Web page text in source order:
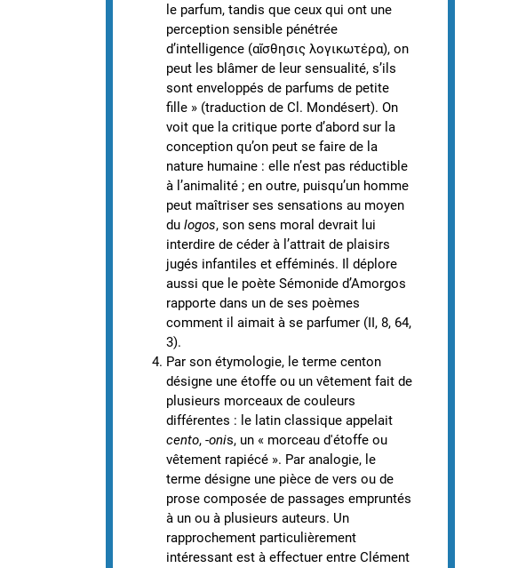
le parfum, tandis que ceux qui ont une
perception sensible pénétrée
d’intelligence (αἴσθησις λογικωτέρα), on
peut les blâmer de leur sensualité, s’ils
sont enveloppés de parfums de petite
fille » (traduction de Cl. Mondésert). On
voit que la critique porte d’abord sur la
conception qu’on peut se faire de la
nature humaine : elle n’est pas réductible
à l’animalité ; en outre, puisqu’un homme
peut maîtriser ses sensations au moyen
du logos, son sens moral devrait lui
interdire de céder à l’attrait de plaisirs
jugés infantiles et efféminés. Il déplore
aussi que le poète Sémonide d’Amorgos
rapporte dans un de ses poèmes
comment il aimait à se parfumer (II, 8, 64,
3).
Par son étymologie, le terme centon
désigne une étoffe ou un vêtement fait de
plusieurs morceaux de couleurs
différentes : le latin classique appelait
cento, -onis, un « morceau d'étoffe ou
vêtement rapiécé ». Par analogie, le
terme désigne une pièce de vers ou de
prose composée de passages empruntés
à un ou à plusieurs auteurs. Un
rapprochement particulièrement
intéressant est à effectuer entre Clément